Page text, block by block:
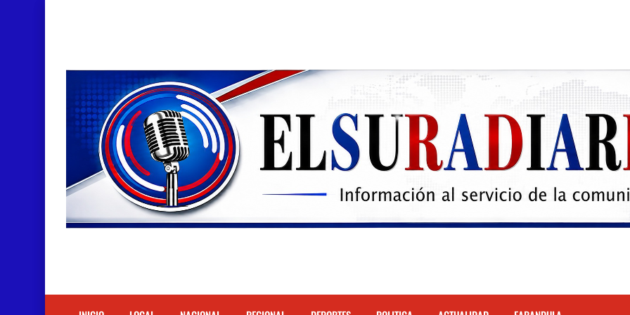
Doctora Magandys Cuevas maltrata pacientes en el Hospital de Cabral.